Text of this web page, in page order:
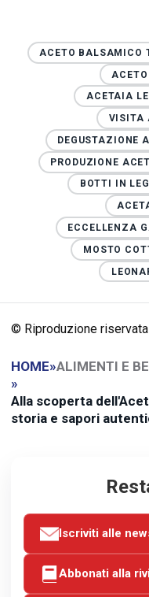
ACETO BALSAMICO
ACETAIA
VISITA
DEGUSTAZIONE
PRODUZIONE
BOTTI IN
ECCELLENZA
MOSTO
© Riproduzione riservata
HOME»ALIMENTI E
»
Alla scoperta
storia e sapori
Iscriviti alle
Abbonati alla